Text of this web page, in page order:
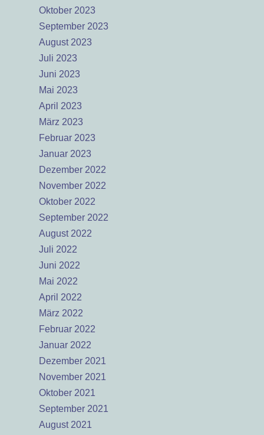
Oktober 2023
September 2023
August 2023
Juli 2023
Juni 2023
Mai 2023
April 2023
März 2023
Februar 2023
Januar 2023
Dezember 2022
November 2022
Oktober 2022
September 2022
August 2022
Juli 2022
Juni 2022
Mai 2022
April 2022
März 2022
Februar 2022
Januar 2022
Dezember 2021
November 2021
Oktober 2021
September 2021
August 2021